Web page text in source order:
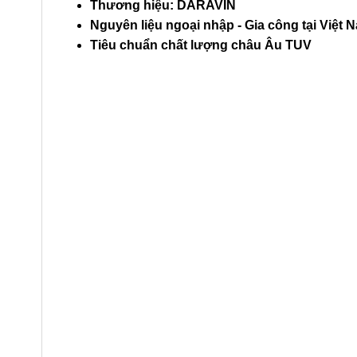
Thương hiệu: DARAVIN
Nguyên liệu ngoại nhập - Gia công tại Việt
Tiêu chuẩn chất lượng châu Âu TUV